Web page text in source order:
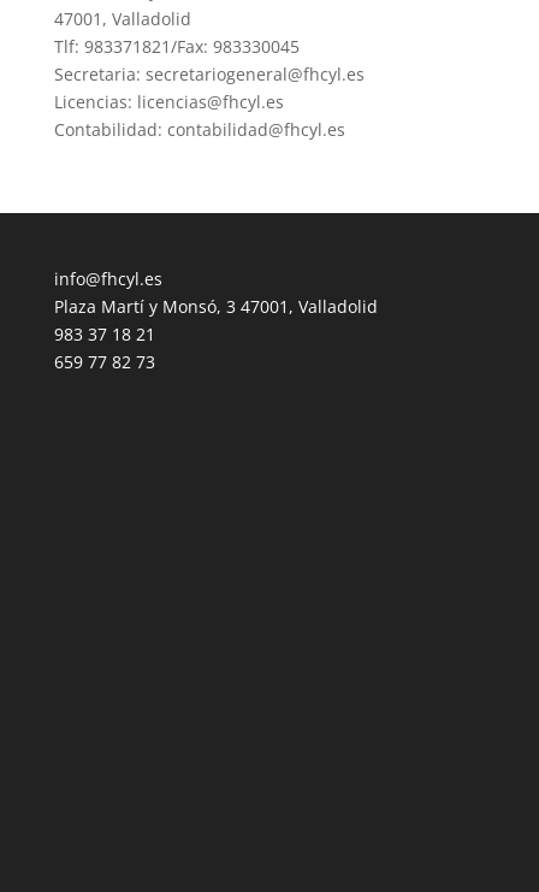
47001, Valladolid
Tlf: 983371821/Fax: 983330045
Secretaria: secretariogeneral@fhcyl.es
Licencias: licencias@fhcyl.es
Contabilidad: contabilidad@fhcyl.es
info@fhcyl.es
Plaza Martí y Monsó, 3 47001, Valladolid
983 37 18 21
659 77 82 73